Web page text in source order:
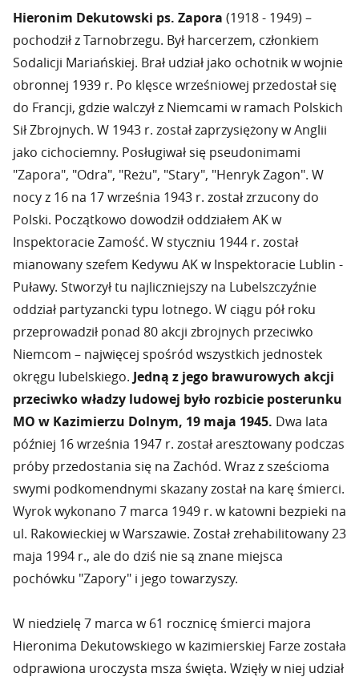
Hieronim Dekutowski ps. Zapora (1918 - 1949) –
pochodził z Tarnobrzegu. Był harcerzem, członkiem
Sodalicji Mariańskiej. Brał udział jako ochotnik w wojnie
obronnej 1939 r. Po klęsce wrześniowej przedostał się
do Francji, gdzie walczył z Niemcami w ramach Polskich
Sił Zbrojnych. W 1943 r. został zaprzysiężony w Anglii
jako cichociemny. Posługiwał się pseudonimami
"Zapora", "Odra", "Reżu", "Stary", "Henryk Zagon". W
nocy z 16 na 17 września 1943 r. został zrzucony do
Polski. Początkowo dowodził oddziałem AK w
Inspektoracie Zamość. W styczniu 1944 r. został
mianowany szefem Kedywu AK w Inspektoracie Lublin -
Puławy. Stworzył tu najliczniejszy na Lubelszczyźnie
oddział partyzancki typu lotnego. W ciągu pół roku
przeprowadził ponad 80 akcji zbrojnych przeciwko
Niemcom – najwięcej spośród wszystkich jednostek
okręgu lubelskiego. Jedną z jego brawurowych akcji
przeciwko władzy ludowej było rozbicie posterunku
MO w Kazimierzu Dolnym, 19 maja 1945. Dwa lata
później 16 września 1947 r. został aresztowany podczas
próby przedostania się na Zachód. Wraz z sześcioma
swymi podkomendnymi skazany został na karę śmierci.
Wyrok wykonano 7 marca 1949 r. w katowni bezpieki na
ul. Rakowieckiej w Warszawie. Został zrehabilitowany 23
maja 1994 r., ale do dziś nie są znane miejsca
pochówku "Zapory" i jego towarzyszy.
W niedzielę 7 marca w 61 rocznicę śmierci majora
Hieronima Dekutowskiego w kazimierskiej Farze została
odprawiona uroczysta msza święta. Wzięły w niej udział